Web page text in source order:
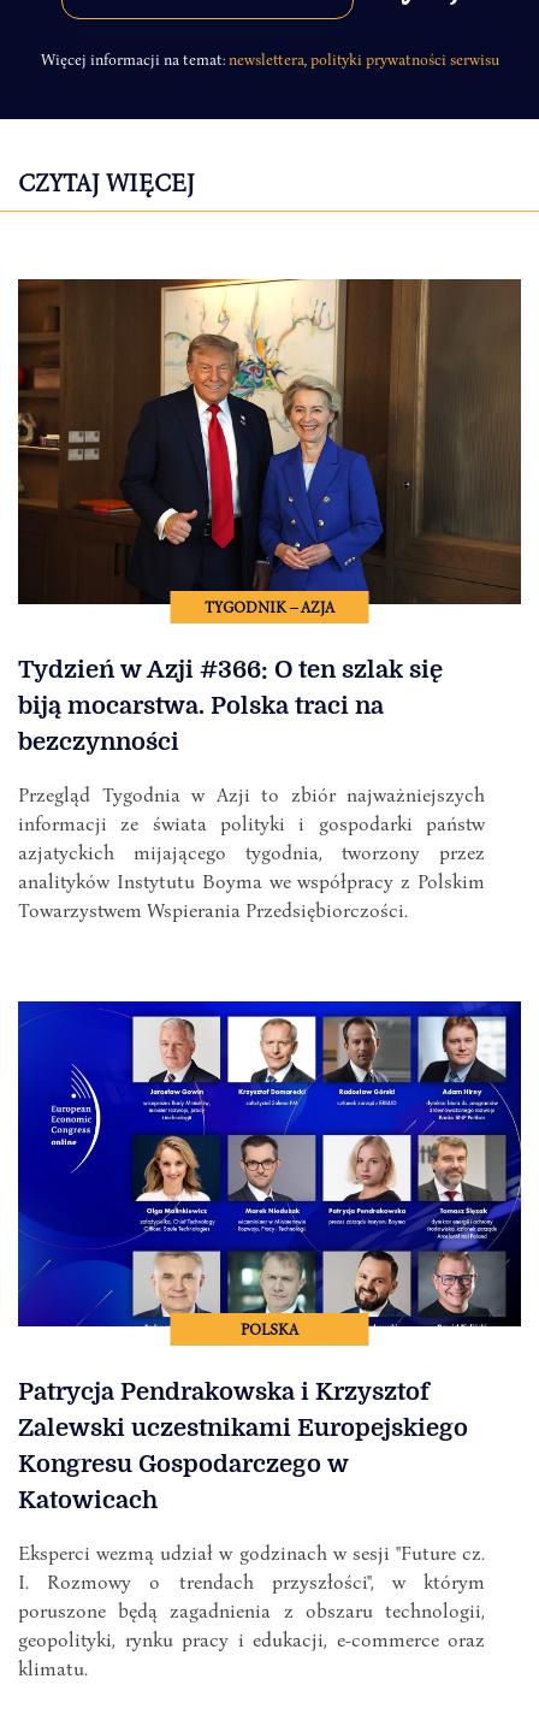
Więcej informacji na temat:newslettera polityki prywatności serwisu
CZYTAJ WIĘCEJ
TYGODNIK – AZJA
Tydzień w Azji #366: O ten szlak się
biją mocarstwa. Polska traci na
bezczynności
Przegląd Tygodnia w Azji to zbiór najważniejszych
informacji ze świata polityki i gospodarki państw
azjatyckich mijającego tygodnia, tworzony przez
analityków Instytutu Boyma we współpracy z Polskim
Towarzystwem Wspierania Przedsiębiorczości.
POLSKA
Patrycja Pendrakowska i Krzysztof
Zalewski uczestnikami Europejskiego
Kongresu Gospodarczego w
Katowicach
Eksperci wezmą udział w godzinach w sesji "Future cz.
I. Rozmowy o trendach przyszłości", w którym
poruszone będą zagadnienia z obszaru technologii,
geopolityki, rynku pracy i edukacji, e-commerce oraz
klimatu.